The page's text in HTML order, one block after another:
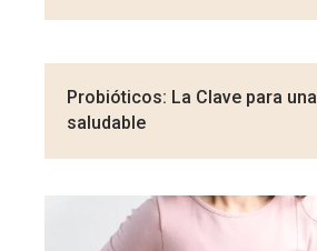
Probióticos: La Clave para
saludable